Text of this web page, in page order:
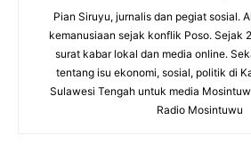
Pian Siruyu, jurnalis dan pegiat sosial.
kemanusiaan sejak konflik Poso. Sejak
surat kabar lokal dan media online.
tentang isu ekonomi, sosial, politik di
Sulawesi Tengah untuk media
Radio Mosintuwu